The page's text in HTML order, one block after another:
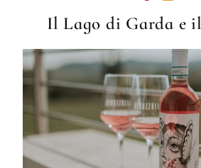
Il Lago di Garda e